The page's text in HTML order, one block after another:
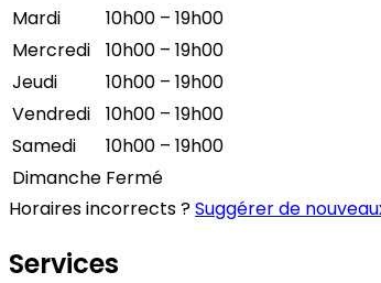
Mardi
10h00 – 19h00
Mercredi
10h00 – 19h00
Jeudi
10h00 – 19h00
Vendredi
10h00 – 19h00
Samedi
10h00 – 19h00
Dimanche Fermé
Horaires incorrects ?Suggérer de
Services